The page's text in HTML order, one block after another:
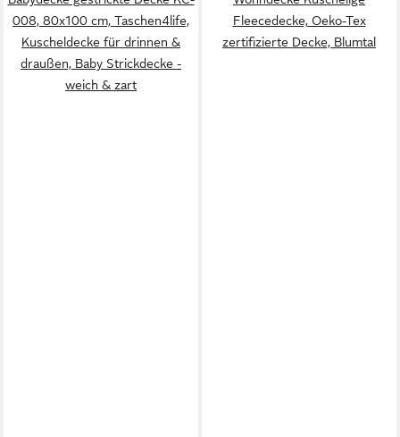
008, 80x100 cm, Taschen4life,
Kuscheldecke für drinnen &
draußen, Baby Strickdecke -
weich & zart
Fleecedecke, Oeko-Tex
zertifizierte Decke, Blumtal